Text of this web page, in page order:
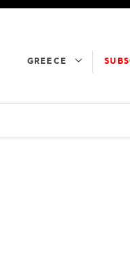
GREECE